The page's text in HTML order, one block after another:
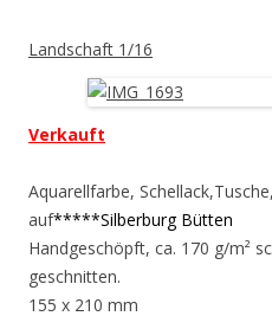
Landschaft 1/16
Verkauft
Aquarellfarbe,
auf*****Silberburg Bütten
Handgeschöpft, ca. 170 g/m²
geschnitten.
155 x 210 mm